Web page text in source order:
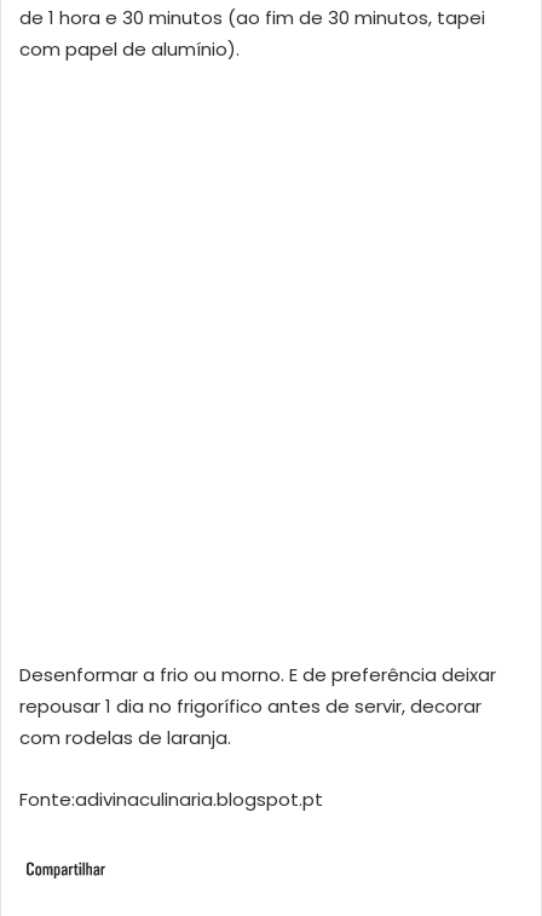
de 1 hora e 30 minutos (ao fim de 30 minutos, tapei
com papel de alumínio).
Desenformar a frio ou morno. E de preferência deixar
repousar 1 dia no frigorífico antes de servir, decorar
com rodelas de laranja.
Fonte:adivinaculinaria.blogspot.pt